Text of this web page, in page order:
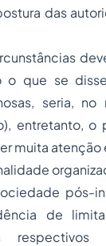
das
o que se
seria, no
entretanto, o
muita atenção
pós-
de
respectivos